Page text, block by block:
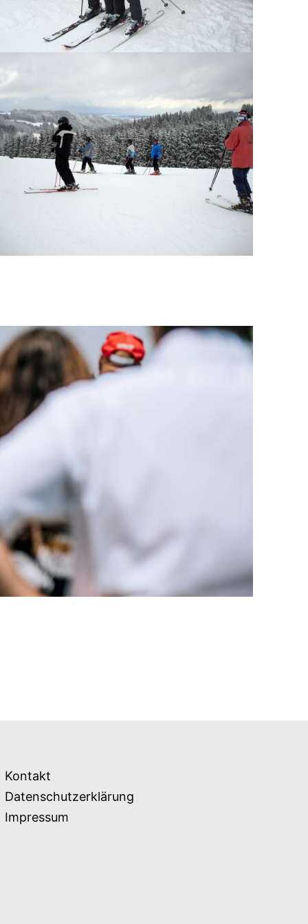
Kontakt
Datenschutzerklärung
Impressum